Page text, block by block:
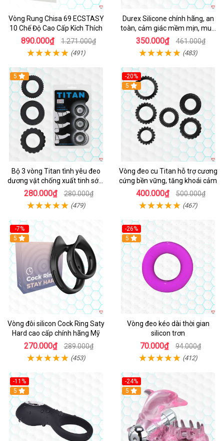
Vòng Rung Chisa 69 ECSTASY
10 Chế Độ Cao Cấp Kích Thích
890.000₫ 1.271.000₫
(491)
Durex Silicone chính hãng, an
toàn, cảm giác mềm mịn, mua
ngay
350.000₫ 461.000₫
(483)
5
Bộ 3 vòng Titan tình yêu đeo
dương vật chống xuất tinh sớm
chất liệu silicon y tế
280.000₫ 280.000₫
(479)
-20%
Hot
5
Vòng đeo cu Titan hỗ trợ cương
cứng bền vững, tăng khoái cảm
400.000₫ 500.000₫
(467)
-7%
5
Vòng đôi silicon Cock Ring Saty
Hard cao cấp chính hãng Mỹ
270.000₫ 289.000₫
(453)
-26%
5
Vòng đeo kéo dài thời gian
silicon trơn
70.000₫ 94.000₫
(412)
-11%
5
-24%
5